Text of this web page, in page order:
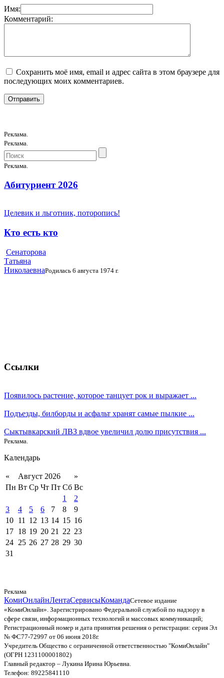
Имя:
Комментарий:
Сохранить моё имя, email и адрес сайта в этом браузере для
последующих моих комментариев.
Реклама.
Реклама.
Реклама.
Абитуриент 2026
Целевик и льготник, поторопись!
Кто есть кто
Сенаторова
Татьяна
НиколаевнаРодилась 6 августа 1974 г.
Ссылки
Появилось растение, которое танцует рок и выражает ...
Подъезды, билборды и асфальт хранят самые пылкие ...
Сыктывкарский ЛВЗ вдвое увеличил долю присутствия ...
Реклама.
Календарь
« Август 2026
»
Пн Вт Ср Чт Пт Сб Вс
1
2
3
4 5 6 7 8
9
10 11 12 13 14 15 16
17 18 19 20 21 22 23
24 25 26 27 28 29 30
31
Реклама
КомиОнлайнЛентаСервисыКомандаСетевое издание
«КомиОнлайн». Зарегистрировано Федеральной службой по надзору в
сфере связи, информационных технологий и массовых коммуникаций;
Регистрационный номер и дата принятия решения о регистрации: серия Эл
№ ФС77-72997 от 06 июня 2018г.
Учредитель Общество с ограниченной ответственностью "КомиОнлайн"
(ОГРН 1231100001802)
Главный редактор – Лукина Ирина Юрьевна.
Телефон: 89225841110